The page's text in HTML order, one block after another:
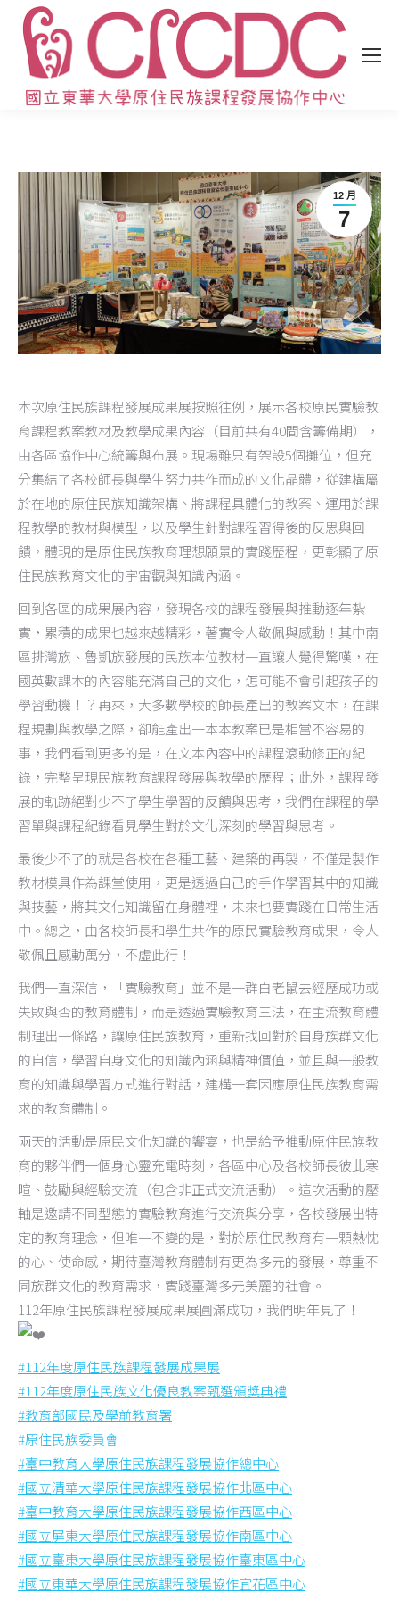
12 月
7
本次原住民族課程發展成果展按照往例，展示各校原民實驗教
育課程教案教材及教學成果內容（目前共有40間含籌備期），
由各區協作中心統籌與布展。現場雖只有架設5個攤位，但充
分集結了各校師長與學生努力共作而成的文化晶體，從建構屬
於在地的原住民族知識架構、將課程具體化的教案、運用於課
程教學的教材與模型，以及學生針對課程習得後的反思與回
饋，體現的是原住民族教育理想願景的實踐歷程，更彰顯了原
住民族教育文化的宇宙觀與知識內涵。
回到各區的成果展內容，發現各校的課程發展與推動逐年紮
實，累積的成果也越來越精彩，著實令人敬佩與感動！其中南
區排灣族、魯凱族發展的民族本位教材一直讓人覺得驚嘆，在
國英數課本的內容能充滿自己的文化，怎可能不會引起孩子的
學習動機！？再來，大多數學校的師長產出的教案文本，在課
程規劃與教學之際，卻能產出一本本教案已是相當不容易的
事，我們看到更多的是，在文本內容中的課程滾動修正的紀
錄，完整呈現民族教育課程發展與教學的歷程；此外，課程發
展的軌跡絕對少不了學生學習的反饋與思考，我們在課程的學
習單與課程紀錄看見學生對於文化深刻的學習與思考。
最後少不了的就是各校在各種工藝、建築的再製，不僅是製作
教材模具作為課堂使用，更是透過自己的手作學習其中的知識
與技藝，將其文化知識留在身體裡，未來也要實踐在日常生活
中。總之，由各校師長和學生共作的原民實驗教育成果，令人
敬佩且感動萬分，不虛此行！
我們一直深信，「實驗教育」並不是一群白老鼠去經歷成功或
失敗與否的教育體制，而是透過實驗教育三法，在主流教育體
制理出一條路，讓原住民族教育，重新找回對於自身族群文化
的自信，學習自身文化的知識內涵與精神價值，並且與一般教
育的知識與學習方式進行對話，建構一套因應原住民族教育需
求的教育體制。
兩天的活動是原民文化知識的饗宴，也是給予推動原住民族教
育的夥伴們一個身心靈充電時刻，各區中心及各校師長彼此寒
暄、鼓勵與經驗交流（包含非正式交流活動）。這次活動的壓
軸是邀請不同型態的實驗教育進行交流與分享，各校發展出特
定的教育理念，但唯一不變的是，對於原住民教育有一顆熱忱
的心、使命感，期待臺灣教育體制有更為多元的發展，尊重不
同族群文化的教育需求，實踐臺灣多元美麗的社會。
112年原住民族課程發展成果展圓滿成功，我們明年見了！
#112年度原住民族課程發展成果展
#112年度原住民族文化優良教案甄選頒獎典禮
#教育部國民及學前教育署
#原住民族委員會
#臺中教育大學原住民族課程發展協作總中心
#國立清華大學原住民族課程發展協作北區中心
#臺中教育大學原住民族課程發展協作西區中心
#國立屏東大學原住民族課程發展協作南區中心
#國立臺東大學原住民族課程發展協作臺東區中心
#國立東華大學原住民族課程發展協作宜花區中心